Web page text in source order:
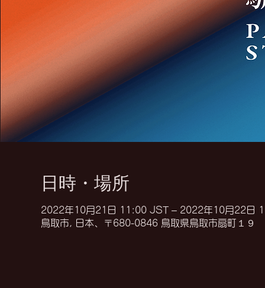
日時・場所
2022年10月21日 11:00 JST – 2022年10月22日
鳥取市, 日本、〒680-0846 鳥取県鳥取市扇町１９